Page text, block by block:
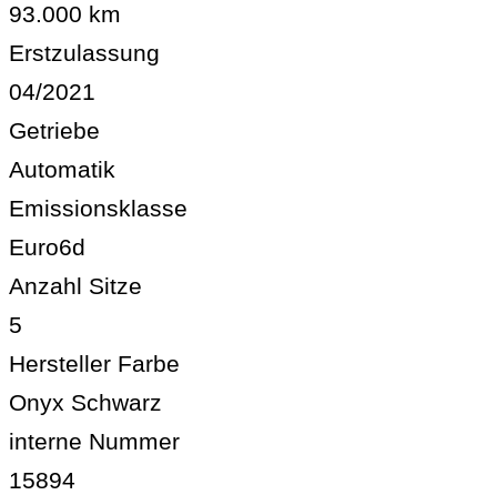
93.000 km
Erstzulassung
04/2021
Getriebe
Automatik
Emissionsklasse
Euro6d
Anzahl Sitze
5
Hersteller Farbe
Onyx Schwarz
interne Nummer
15894